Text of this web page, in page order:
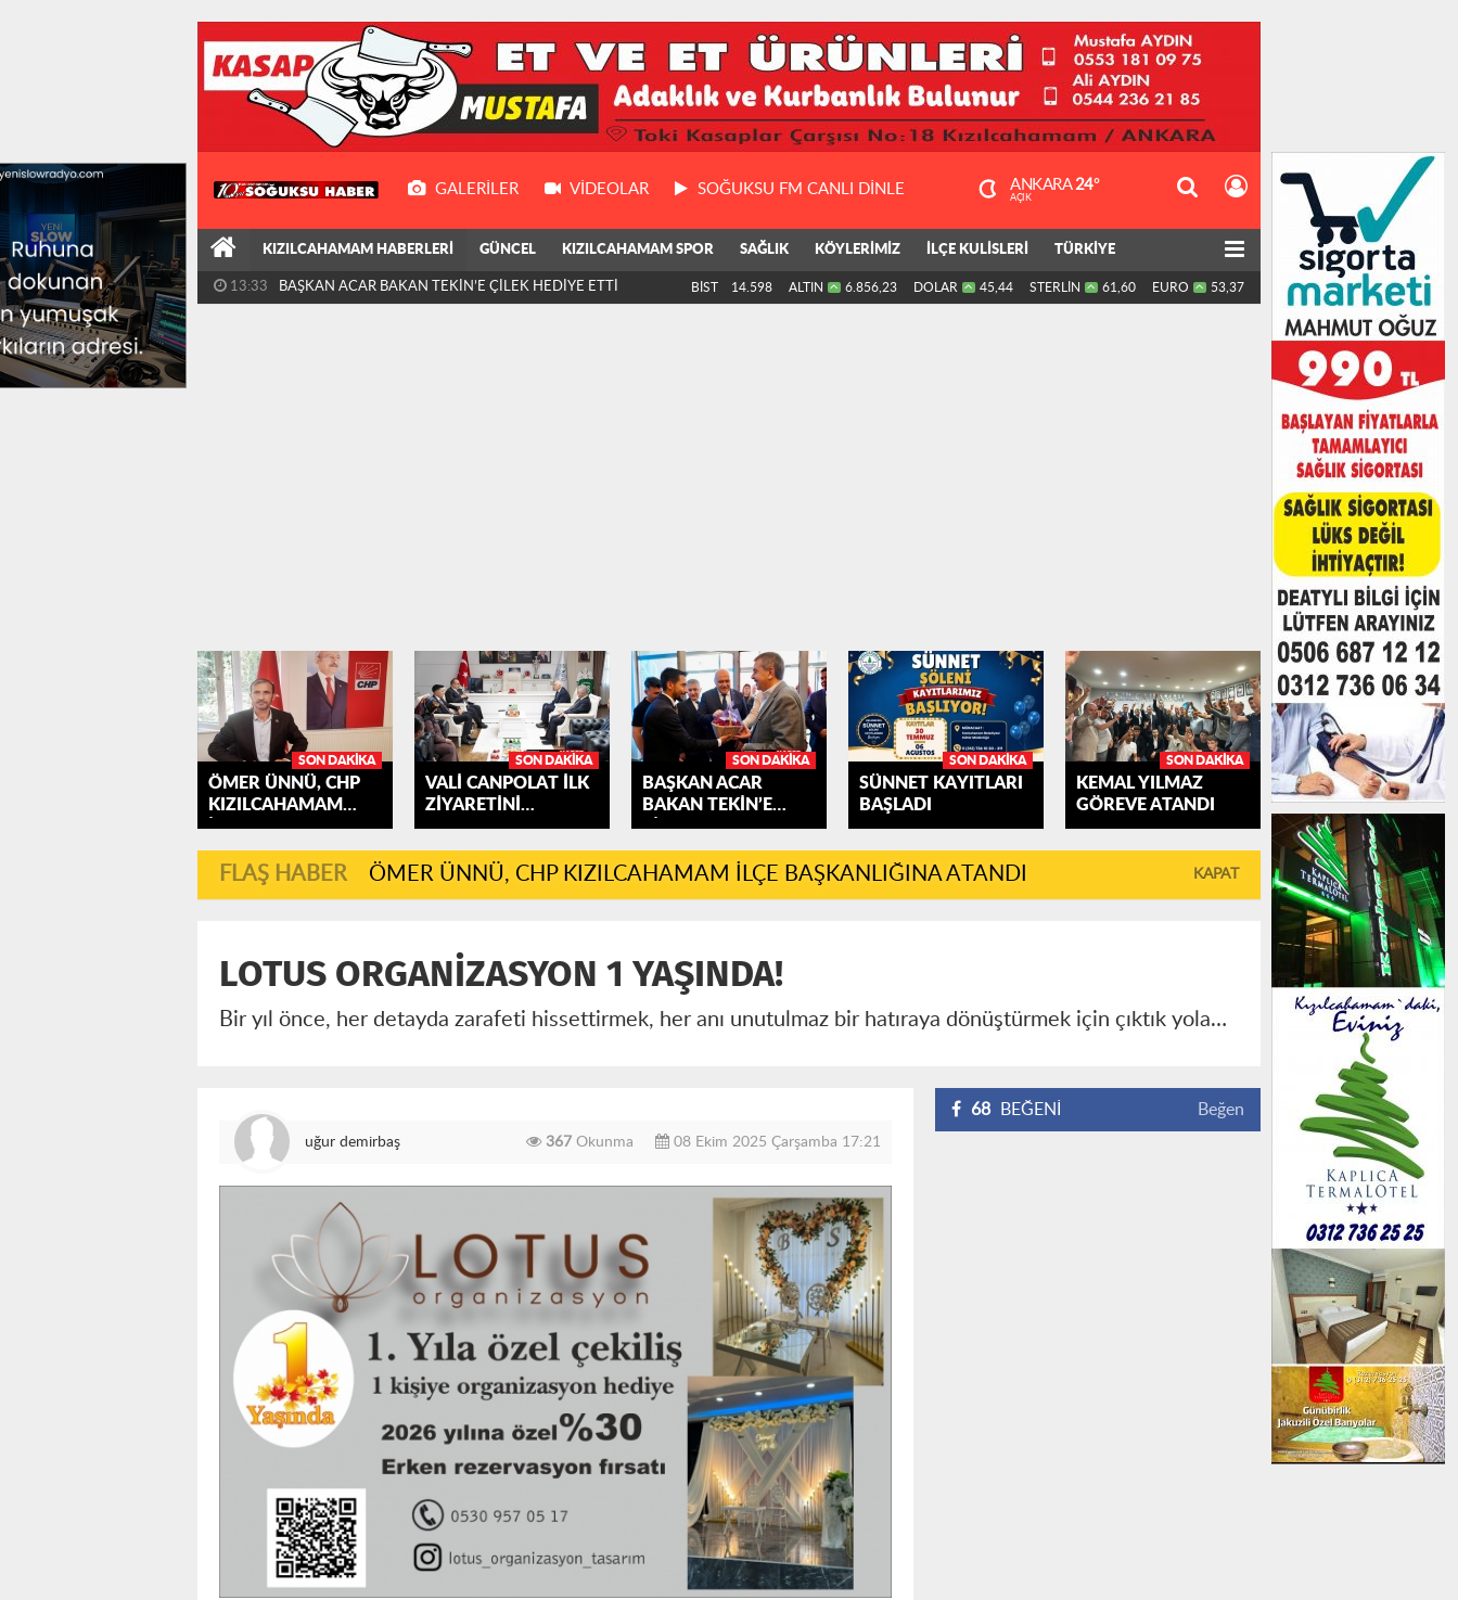
GALERILER VIDEOLAR SOĞUKSU FM CANLI DİNLE ANKARA24°
AÇIK
KIZILCAHAMAM HABERLERİ GÜNCEL KIZILCAHAMAM SPOR SAĞLIK KÖYLERİMİZ İLÇE KULİSLERİ TÜRKİYE
11:53 SÜNNET KAYITLARI BAŞLADI BİST 14.598 ALTIN 6.856,23 DOLAR 45,44 STERLİN 61,60 EURO 53,37
SON DAKIKA
ÖMER ÜNNÜ, CHP
KIZILCAHAMAM
İLÇE...
SON DAKIKA
VALİ CANPOLAT İLK
ZİYARETİNİ
KIZILCAHAMAM'A...
SON DAKIKA
BAŞKAN ACAR
BAKAN TEKİN’E
ÇİLEK...
SON DAKIKA
SÜNNET KAYITLARI
BAŞLADI
SON DAKIKA
KEMAL YILMAZ
GÖREVE ATANDI
FLAŞ HABER ÖMER ÜNNÜ, CHP KIZILCAHAMAM İLÇE BAŞKANLIĞINA ATANDI KAPAT
LOTUS ORGANİZASYON 1 YAŞINDA!
Bir yıl önce, her detayda zarafeti hissettirmek, her anı unutulmaz bir hatıraya dönüştürmek için çıktık yola…
uğur demirbaş 08 Ekim 2025 Çarşamba 17:21
367 Okunma
68 BEĞENİ Beğen